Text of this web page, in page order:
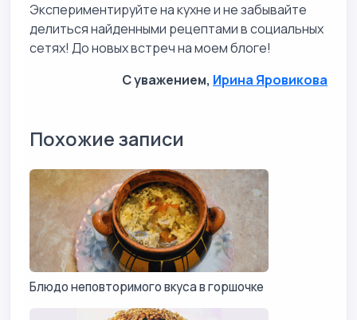
Экспериментируйте на кухне и не забывайте
делиться найденными рецептами в социальных
сетях! До новых встреч на моем блоге!
С уважением, Ирина Яровикова
Похожие записи
Блюдо неповторимого вкуса в горшочке